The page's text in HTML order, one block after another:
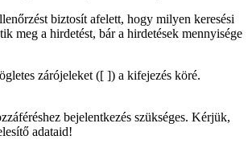
biztosít afelett, hogy milyen keresési
meg a hirdetést, bár a hirdetések mennyisége
zárójeleket ([ ]) a kifejezés köré.
bejelentkezés szükséges. Kérjük,
adataid!